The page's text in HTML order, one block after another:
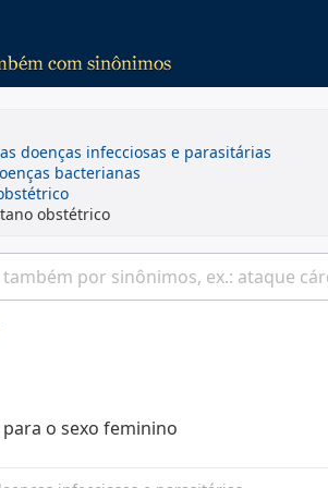
doenças infecciosas e parasitárias
bacterianas
obstétrico
para o sexo feminino